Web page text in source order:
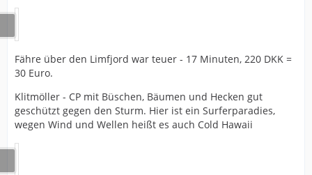
Fähre über den Limfjord war teuer - 17 Minuten, 220 DKK =
30 Euro.
Klitmöller - CP mit Büschen, Bäumen und Hecken gut
geschützt gegen den Sturm. Hier ist ein Surferparadies,
wegen Wind und Wellen heißt es auch Cold Hawaii